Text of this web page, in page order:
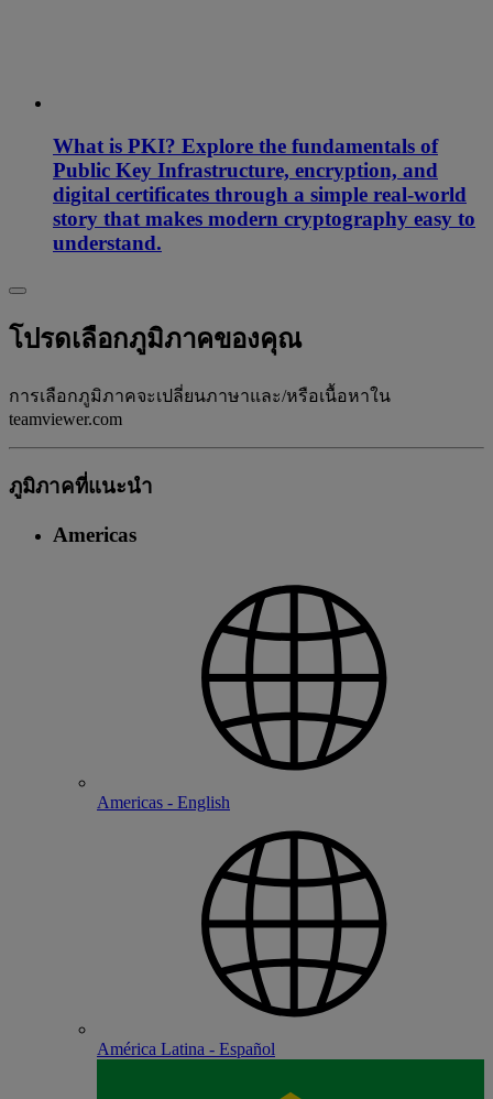
What is PKI? Explore the fundamentals of
Public Key Infrastructure, encryption, and
digital certificates through a simple real-world
story that makes modern cryptography easy to
understand.
โปรดเลือกภูมิภาคของคุณ
การเลือกภูมิภาคจะเปลี่ยนภาษาและ/หรือเนื้อหาใน
teamviewer.com
ภูมิภาคที่แนะนํา
Americas
Americas - English
América Latina - Español